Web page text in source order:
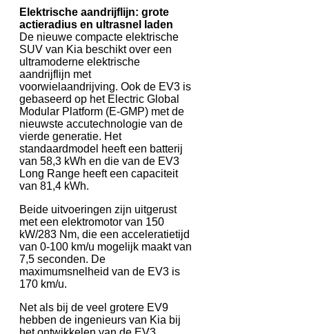
Elektrische aandrijflijn: grote
actieradius en ultrasnel laden
De nieuwe compacte elektrische
SUV van Kia beschikt over een
ultramoderne elektrische
aandrijflijn met
voorwielaandrijving. Ook de EV3 is
gebaseerd op het Electric Global
Modular Platform (E-GMP) met de
nieuwste accutechnologie van de
vierde generatie. Het
standaardmodel heeft een batterij
van 58,3 kWh en die van de EV3
Long Range heeft een capaciteit
van 81,4 kWh.
Beide uitvoeringen zijn uitgerust
met een elektromotor van 150
kW/283 Nm, die een acceleratietijd
van 0-100 km/u mogelijk maakt van
7,5 seconden. De
maximumsnelheid van de EV3 is
170 km/u.
Net als bij de veel grotere EV9
hebben de ingenieurs van Kia bij